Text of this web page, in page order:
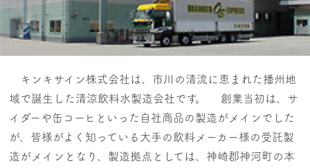
キンキサイン株式会社は、市川の清流に恵まれた播州地
域で誕生した清涼飲料水製造会社です。 創業当初は、サ
イダーや缶コーヒといった自社商品の製造がメインでした
が、皆様がよく知っている大手の飲料メーカー様の受託製
造がメインとなり、製造拠点としては、神崎郡神河町の本